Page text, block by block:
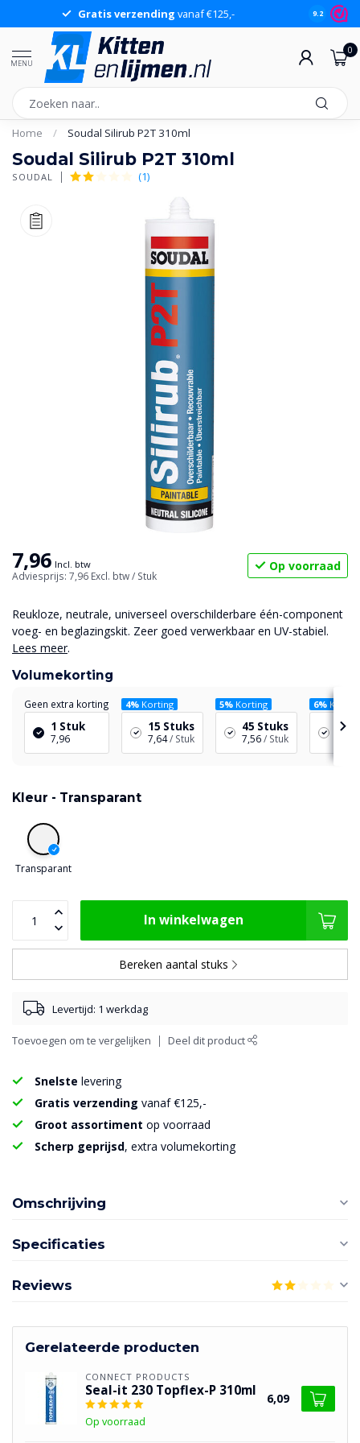
Gratis verzending vanaf €125,- 9.2
MENU
0
Home / Soudal Silirub P2T 310ml
Soudal Silirub P2T 310ml
SOUDAL (1)
7,96 Incl. btw
Adviesprijs: 7,96 Excl. btw/ Stuk
Op voorraad
Reukloze, neutrale, universeel overschilderbare één-component
voeg- en beglazingskit. Zeer goed verwerkbaar en UV-stabiel.
Lees meer.
Volumekorting
Geen extra korting
1 Stuk
7,96
4% Korting
15 Stuks
7,64/ Stuk
5% Korting
45 Stuks
7,56/ Stuk
6%
90
Kleur - Transparant
Transparant
In winkelwagen
Bereken aantal stuks
Levertijd: 1 werkdag
Toevoegen om te vergelijken Deel dit product
Snelste levering
Gratis verzending vanaf €125,-
Groot assortiment op voorraad
Scherp geprijsd, extra volumekorting
Omschrijving
Specificaties
Reviews
Gerelateerde producten
CONNECT PRODUCTS
Seal-it 230 Topflex-P 310ml
Op voorraad
6,09